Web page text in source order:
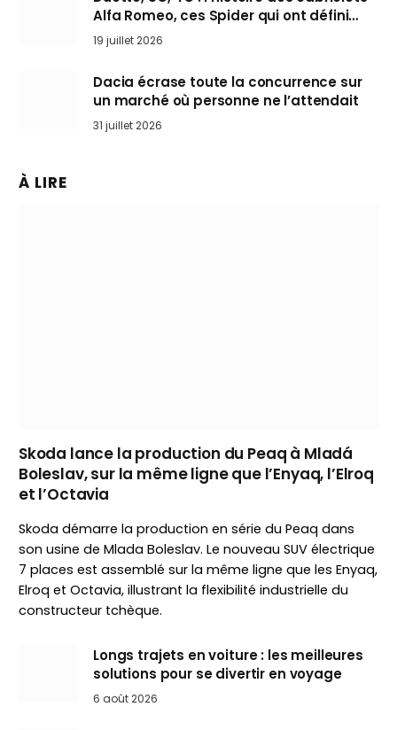
Alfa Romeo, ces Spider qui ont défini
l’art de rouler cheveux au vent
19 juillet 2026
Dacia écrase toute la concurrence sur
un marché où personne ne l’attendait
31 juillet 2026
À LIRE
Skoda lance la production du Peaq à Mladá
Boleslav, sur la même ligne que l’Enyaq, l’Elroq
et l’Octavia
Skoda démarre la production en série du Peaq dans
son usine de Mlada Boleslav. Le nouveau SUV électrique
7 places est assemblé sur la même ligne que les Enyaq,
Elroq et Octavia, illustrant la flexibilité industrielle du
constructeur tchèque.
Longs trajets en voiture : les meilleures
solutions pour se divertir en voyage
6 août 2026